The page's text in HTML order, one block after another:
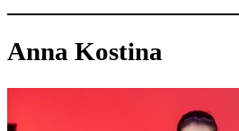
Anna Kostina